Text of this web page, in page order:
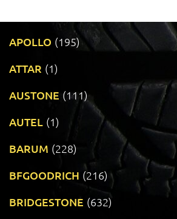
APOLLO (195)
ATTAR (1)
AUSTONE (111)
AUTEL (1)
BARUM (228)
BFGOODRICH (216)
BRIDGESTONE (632)